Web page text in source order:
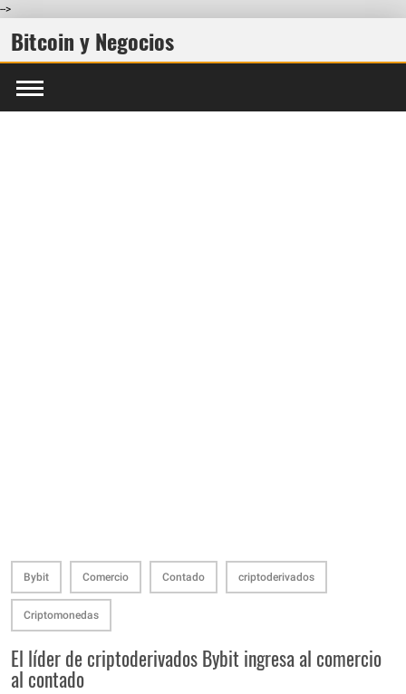
-->
Bitcoin y Negocios
Bybit Comercio Contado criptoderivados
Criptomonedas
El líder de criptoderivados Bybit ingresa al comercio
al contado